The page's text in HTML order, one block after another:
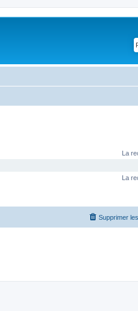
La
La
Supprimer